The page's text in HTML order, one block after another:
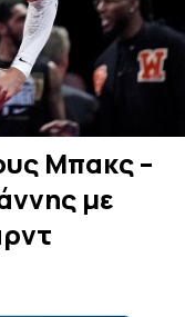
Μπακς –
με